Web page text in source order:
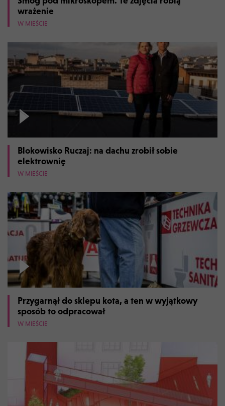
wrażenie
W MIEŚCIE
Blokowisko Ruczaj: na dachu zrobił sobie
elektrownię
W MIEŚCIE
Przygarnął do sklepu kota, a ten w wyjątkowy
sposób to odpracował
W MIEŚCIE